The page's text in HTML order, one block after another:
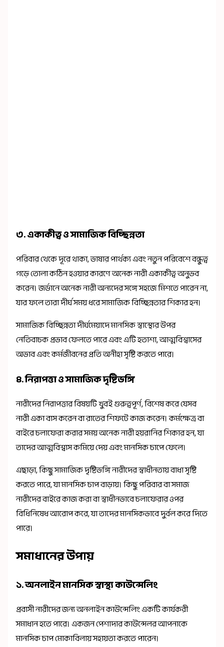
৩. একাকীত্ব ও সামাজিক বিচ্ছিন্নতা
পরিবার থেকে দূরে থাকা, ভাষার পার্থক্য এবং নতুন পরিবেশে বন্ধুত্ব
গড়ে তোলা কঠিন হওয়ার কারণে অনেক নারী একাকীত্ব অনুভব
করেন। জর্ডানে অনেক নারী অন্যদের সঙ্গে সহজে মিশতে পারেন না,
যার ফলে তারা দীর্ঘ সময় ধরে সামাজিক বিচ্ছিন্নতার শিকার হন।
সামাজিক বিচ্ছিন্নতা দীর্ঘমেয়াদে মানসিক স্বাস্থ্যের উপর
নেতিবাচক প্রভাব ফেলতে পারে এবং এটি হতাশা, আত্মবিশ্বাসের
অভাব এবং কর্মজীবনের প্রতি অনীহা সৃষ্টি করতে পারে।
৪. নিরাপত্তা ও সামাজিক দৃষ্টিভঙ্গি
নারীদের নিরাপত্তার বিষয়টি খুবই গুরুত্বপূর্ণ, বিশেষ করে যেসব
নারী একা বাস করেন বা রাতের শিফটে কাজ করেন। কর্মক্ষেত্র বা
বাইরে চলাফেরা করার সময় অনেক নারী হয়রানির শিকার হন, যা
তাদের আত্মবিশ্বাস কমিয়ে দেয় এবং মানসিক চাপে ফেলে।
এছাড়া, কিছু সামাজিক দৃষ্টিভঙ্গি নারীদের স্বাধীনতায় বাধা সৃষ্টি
করতে পারে, যা মানসিক চাপ বাড়ায়। কিছু পরিবার বা সমাজ
নারীদের বাইরে কাজ করা বা স্বাধীনভাবে চলাফেরার ওপর
বিধিনিষেধ আরোপ করে, যা তাদের মানসিকভাবে দুর্বল করে দিতে
পারে।
সমাধানের উপায়
১. অনলাইন মানসিক স্বাস্থ্য কাউন্সেলিং
প্রবাসী নারীদের জন্য অনলাইন কাউন্সেলিং একটি কার্যকরী
সমাধান হতে পারে। একজন পেশাদার কাউন্সেলর আপনাকে
মানসিক চাপ মোকাবিলায় সহায়তা করতে পারেন।